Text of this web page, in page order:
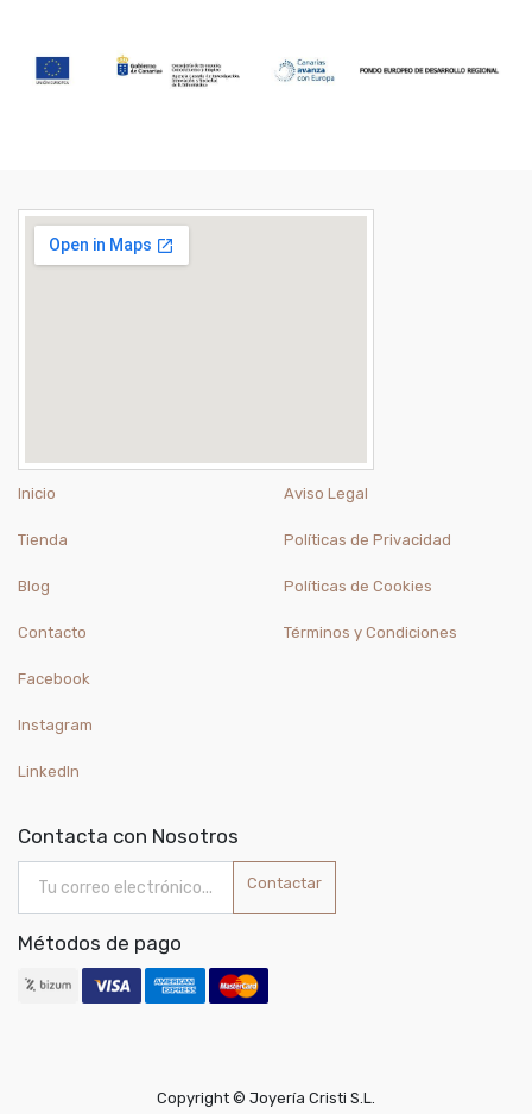
Inicio
Tienda
Blog
Contacto
Aviso Legal
Políticas de Privacidad
Políticas de Cookies
Términos y Condiciones
Facebook
Instagram
LinkedIn
Contacta con Nosotros
Contactar
Métodos de pago
Copyright © Joyería Cristi S.L.